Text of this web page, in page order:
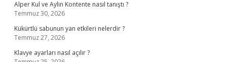
Alper Kul ve Aylin Kontente nasıl tanıştı ?
Temmuz 30, 2026
Kükürtlü sabunun yan etkileri nelerdir ?
Temmuz 27, 2026
Klavye ayarları nasıl açılır ?